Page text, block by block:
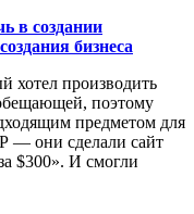
в создании
бизнеса
хотел производить
поэтому
предметом для
— они сделали сайт
$300». И смогли